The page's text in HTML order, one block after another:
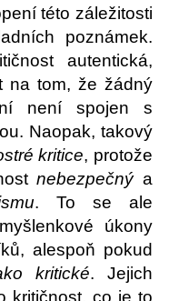
této záležitosti
poznámek.
autentická,
na tom, že žádný
není spojen s
Naopak, takový
kritice, protože
nebezpečnýa
. To se ale
úkony
alespoň pokud
kritické. Jejich
kritičnost, co je to